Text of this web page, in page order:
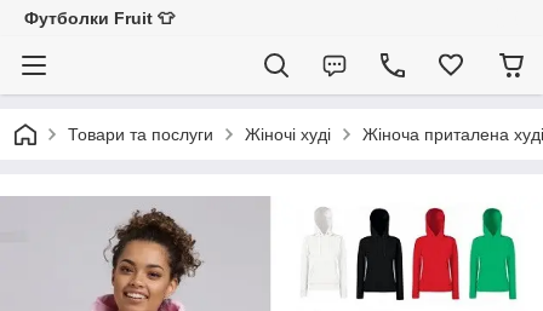
Футболки Fruit 👕
Товари та послуги Жіночі худі Жіноча приталена